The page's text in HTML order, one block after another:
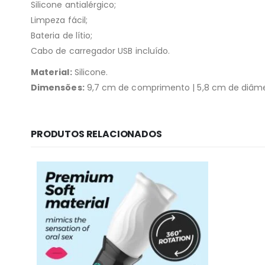
Silicone antialérgico;
Limpeza fácil;
Bateria de lítio;
Cabo de carregador USB incluído.
Material:Silicone.
Dimensões:9,7 cm de comprimento | 5,8 cm de
PRODUTOS RELACIONADOS